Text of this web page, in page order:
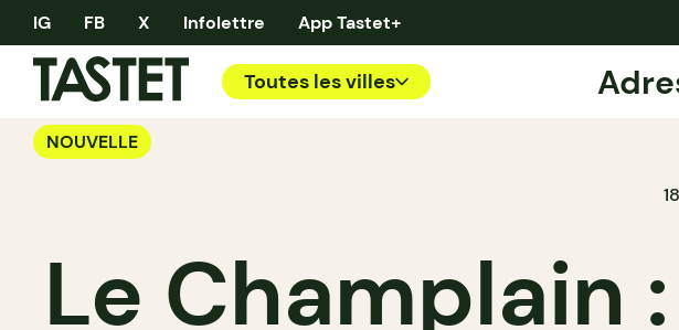
IG FB X Infolettre App Tastet+
Toutes les villes
NOUVELLE
Le Champlain